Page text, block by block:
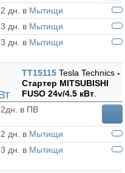
2 дн. в Мытищи
3 дн. в Мытищи
3 дн. в Мытищи
TT15115 Tesla Technics -
Стартер MITSUBISHI
FUSO 24v/4.5 кВт.
2дн. в ПВ
2 дн. в Мытищи
3 дн. в Мытищи